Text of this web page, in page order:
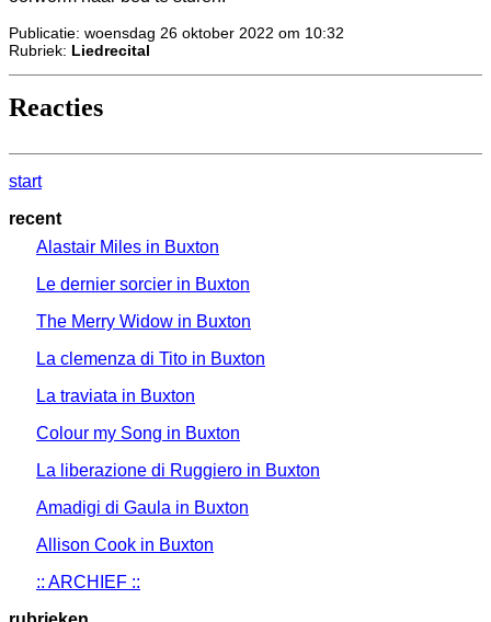
Publicatie: woensdag 26 oktober 2022 om 10:32
Rubriek: Liedrecital
Reacties
start
recent
Alastair Miles in Buxton
Le dernier sorcier in Buxton
The Merry Widow in Buxton
La clemenza di Tito in Buxton
La traviata in Buxton
Colour my Song in Buxton
La liberazione di Ruggiero in Buxton
Amadigi di Gaula in Buxton
Allison Cook in Buxton
:: ARCHIEF ::